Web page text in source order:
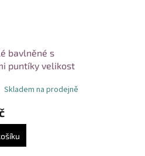
bavlněné s
puntíky velikost
Skladem na prodejně